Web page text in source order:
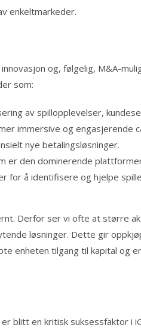
enkeltmarkeder.
og, følgelig, M&A-
som:
av spillopplevelser,
immersive og engasjerende
nye betalingsløsninger.
er den dominerende
for å identifisere og hjelpe
Derfor ser vi ofte at større
løsninger. Dette gir
enheten tilgang til kapital og
blitt en kritisk suksessfaktor i